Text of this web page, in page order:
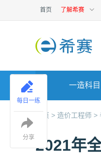
首页 了解希赛
一造科目
首页 > 造价工程师 >
2021年
每日一练
分享